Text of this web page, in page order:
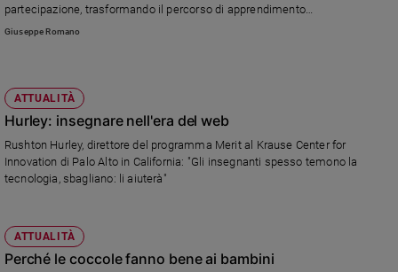
partecipazione, trasformando il percorso di apprendimento
nell’esplorazione di un territorio.
Giuseppe Romano
ATTUALITÀ
Hurley: insegnare nell'era del web
Rushton Hurley, direttore del programma Merit al Krause Center for
Innovation di Palo Alto in California: "Gli insegnanti spesso temono la
tecnologia, sbagliano: li aiuterà"
ATTUALITÀ
Perché le coccole fanno bene ai bambini